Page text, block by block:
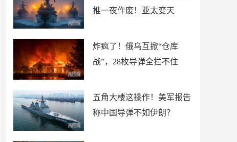
推一夜作废！亚太变天
炸疯了！俄乌互掀“仓库
战”，28枚导弹全拦不住
五角大楼这操作！美军报告
称中国导弹不如伊朗？